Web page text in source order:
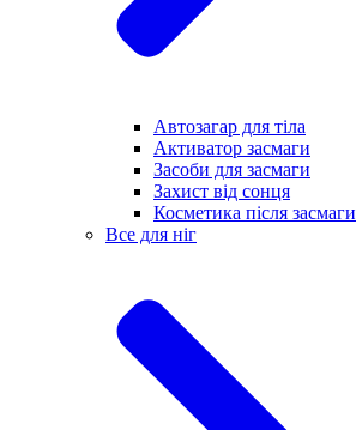
Автозагар для тіла
Активатор засмаги
Засоби для засмаги
Захист від сонця
Косметика після засмаги
Все для ніг